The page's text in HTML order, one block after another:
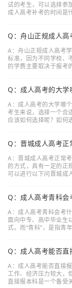
试的考生，可以选择参
成人高考补考的时间是
Q：舟山正规成人高
A：舟山正规成人高考
标准，因为不同学校、
的学费主要取决于报考
Q：成人高考的大学
A：成人高考的大学哪
考生来说，选择一个合
应该如何选择呢？如何
Q：晋城成人高考正
A：晋城成人高考正常
的方式，具有一定的正
可以进行以下问晋城成
Q：成人高考青科会
A：成人高考青科会考
面向中专、高中毕业生
式。而“青科”，是指青
Q：成人高考能否直
A：成人高考能否直接
工作、经济压力较大，
直接报本科是一个备受